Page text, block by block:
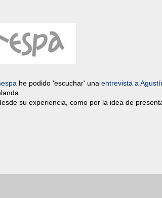
he podido 'escuchar' una entrevista a
su experiencia, como por la idea de